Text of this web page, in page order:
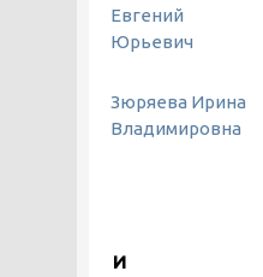
Евгений
Юрьевич
Зюряева Ирина
Владимировна
И